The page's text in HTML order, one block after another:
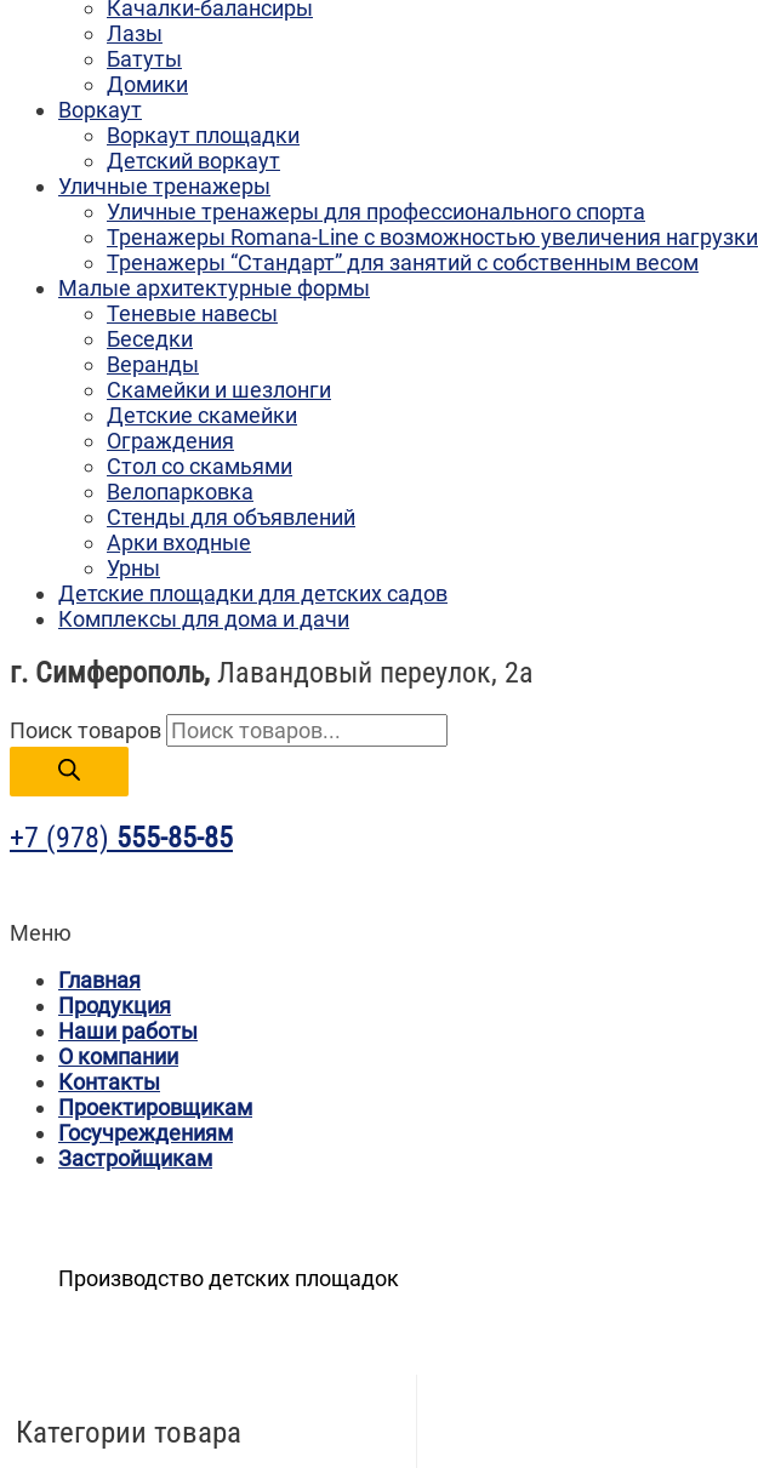
Качалки-балансиры
Лазы
Батуты
Домики
Воркаут
Воркаут площадки
Детский воркаут
Уличные тренажеры
Уличные тренажеры для профессионального спорта
Тренажеры Romana-Line с возможностью увеличения нагрузки
Тренажеры “Стандарт” для занятий с собственным весом
Малые архитектурные формы
Теневые навесы
Беседки
Веранды
Скамейки и шезлонги
Детские скамейки
Ограждения
Стол со скамьями
Велопарковка
Стенды для объявлений
Арки входные
Урны
Детские площадки для детских садов
Комплексы для дома и дачи
г. Симферополь, Лавандовый переулок, 2а
Поиск товаров
+7 (978) 555-85-85
Меню
Главная
Продукция
Наши работы
О компании
Контакты
Проектировщикам
Госучреждениям
Застройщикам
Производство детских площадок
Категории товара